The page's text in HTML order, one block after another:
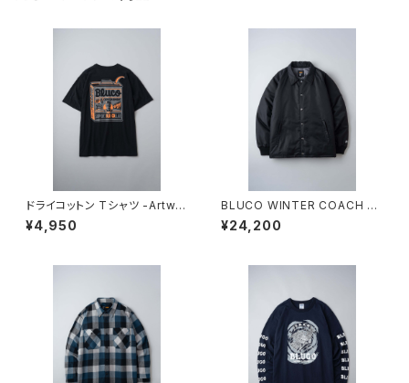
ドライコットン Tシャツ -Artwor
k by JACK-O’ ART WORKS
-
¥4,950
BLUCO WINTER COACH JA
CKET BLACK
¥24,200